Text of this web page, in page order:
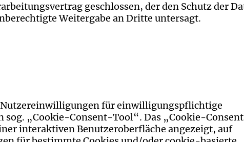
geschlossen, der den Schutz der
Weitergabe an Dritte untersagt.
für einwilligungspflichtige
sog. „Cookie-Consent-Tool“. Das „Cookie-
interaktiven Benutzeroberfläche angezeigt, auf